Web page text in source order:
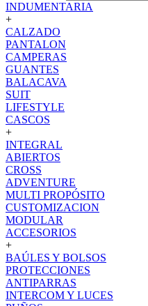
INDUMENTARIA
+
CALZADO
PANTALON
CAMPERAS
GUANTES
BALACAVA
SUIT
LIFESTYLE
CASCOS
+
INTEGRAL
ABIERTOS
CROSS
ADVENTURE
MULTI PROPÓSITO
CUSTOMIZACION
MODULAR
ACCESORIOS
+
BAÚLES Y BOLSOS
PROTECCIONES
ANTIPARRAS
INTERCOM Y LUCES